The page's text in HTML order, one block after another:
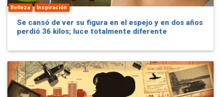
Belleza Inspiración
Se cansó de ver su figura en el espejo y en dos años
perdió 36 kilos; luce totalmente diferente